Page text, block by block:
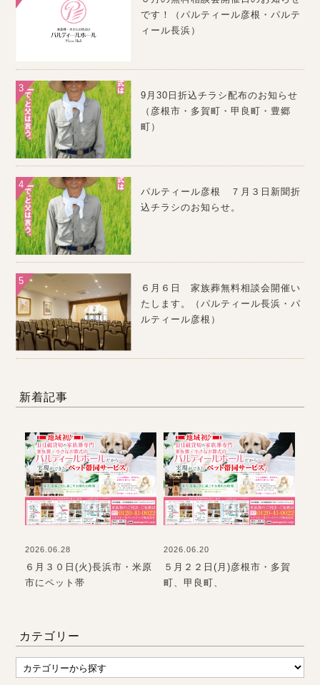
です！（パルティール彦根・パルテ
ィール長浜）
9月30日折込チラシ配布のお知らせ
（彦根市・多賀町・甲良町・豊郷
町）
パルティール彦根 ７月３日新聞折
込チラシのお知らせ。
６月６日 家族葬無料相談会開催い
たします。（パルティール長浜・パ
ルティール彦根）
新着記事
2026.06.28
６月３０日(火)長浜市・米原
市にペット帯
2026.06.20
５月２２日(月)彦根市・多賀
町、甲良町、
カテゴリー